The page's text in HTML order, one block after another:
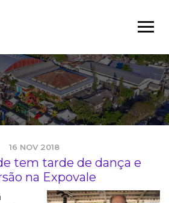
16 NOV 2018
tem tarde de dança e
na Expovale